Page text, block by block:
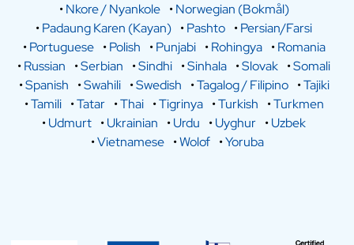
•Nkore / Nyankole •Norwegian (Bokmål)
•Padaung Karen (Kayan) •Pashto •Persian/Farsi
•Portuguese •Polish •Punjabi •Rohingya •Romania
•Russian •Serbian •Sindhi •Sinhala •Slovak •Somali
•Spanish •Swahili •Swedish •Tagalog / Filipino •Tajiki
•Tamili •Tatar •Thai •Tigrinya •Turkish •Turkmen
•Udmurt •Ukrainian •Urdu •Uyghur •Uzbek
•Vietnamese •Wolof •Yoruba